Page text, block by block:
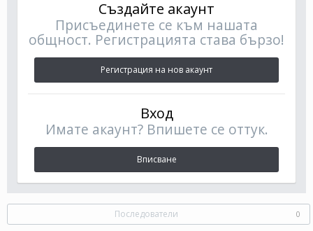
Създайте акаунт
Присъединете се към нашата
общност. Регистрацията става бързо!
Регистрация на нов акаунт
Вход
Имате акаунт? Впишете се оттук.
Вписване
Последователи 0